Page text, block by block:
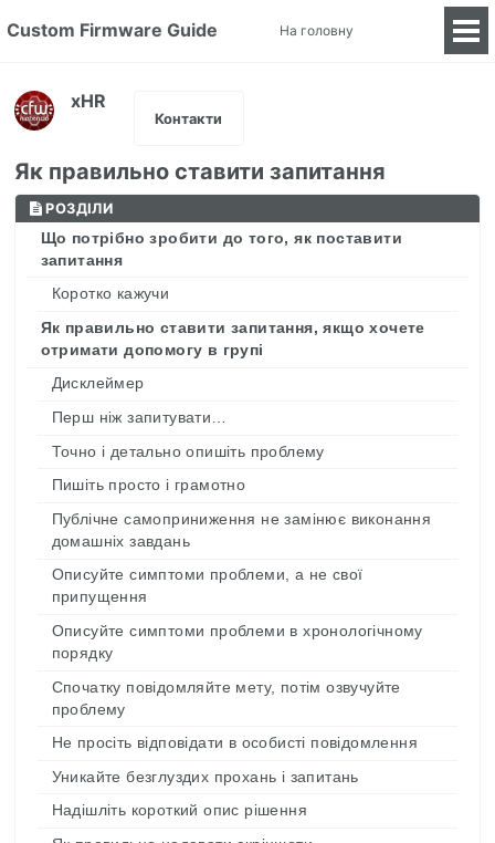
Custom Firmware Guide На головну
xHR
Контакти
Як правильно ставити запитання
РОЗДІЛИ
Що потрібно зробити до того, як поставити
запитання
Коротко кажучи
Як правильно ставити запитання, якщо хочете
отримати допомогу в групі
Дисклеймер
Перш ніж запитувати…
Точно і детально опишіть проблему
Пишіть просто і грамотно
Публічне самоприниження не замінює виконання
домашніх завдань
Описуйте симптоми проблеми, а не свої
припущення
Описуйте симптоми проблеми в хронологічному
порядку
Спочатку повідомляйте мету, потім озвучуйте
проблему
Не просіть відповідати в особисті повідомлення
Уникайте безглуздих прохань і запитань
Надішліть короткий опис рішення